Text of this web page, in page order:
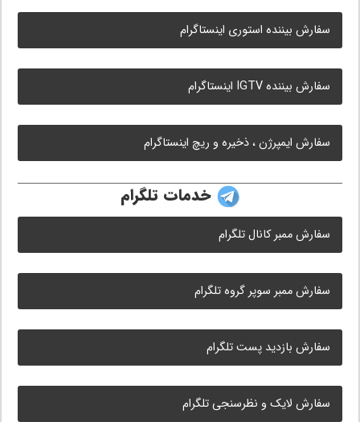
سفارش بیننده استوری اینستاگرام
سفارش بیننده IGTV اینستاگرام
سفارش ایمپرژن ، ذخیره و ریچ اینستاگرام
خدمات تلگرام
سفارش ممبر کانال تلگرام
سفارش ممبر سوپر گروه تلگرام
سفارش بازدید پست تلگرام
سفارش لایک و نظرسنجی تلگرام